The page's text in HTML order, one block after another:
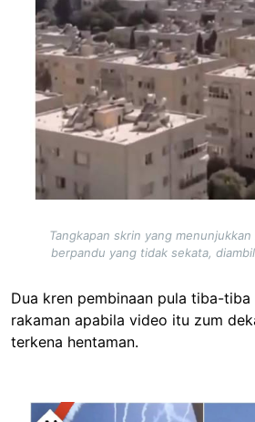
Tangkapan skrin yang
berpandu yang tidak sekata,
Dua kren pembinaan pula tiba-tiba
rakaman apabila video itu zum
terkena hentaman.
Image